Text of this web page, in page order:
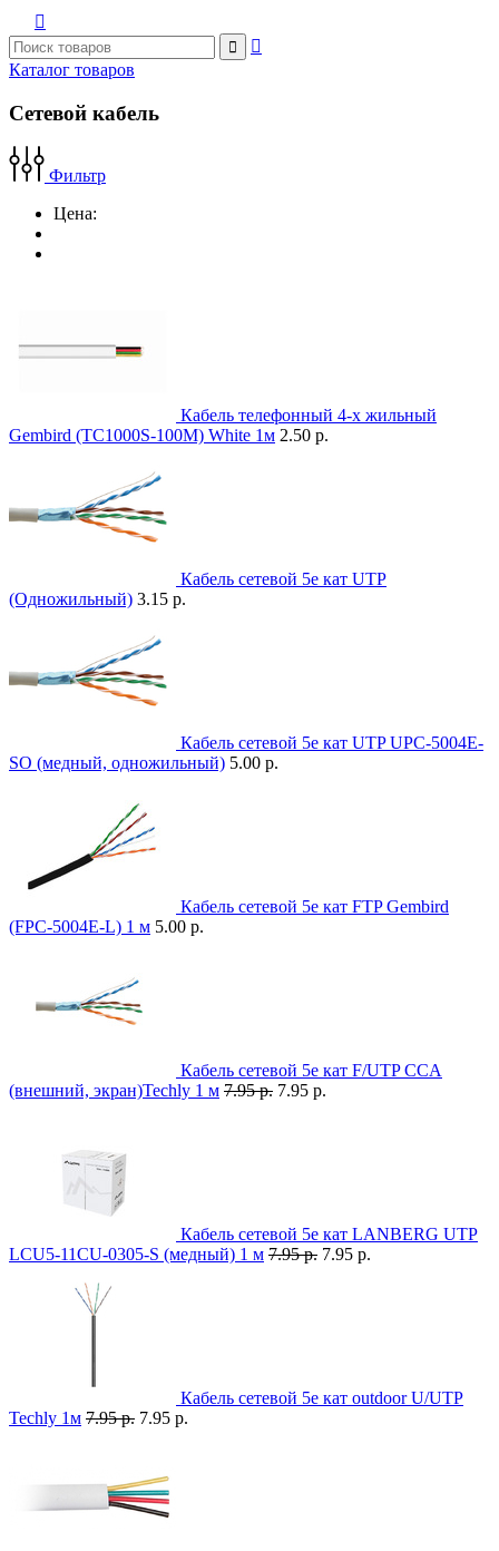



Каталог товаров
Сетевой кабель
Фильтр
Цена:
Кабель телефонный 4-x жильный
Gembird (TC1000S-100M) White 1м 2.50 р.
Кабель сетевой 5е кат UTP
(Одножильный) 3.15 р.
Кабель сетевой 5e кат UTP UPC-5004E-
SO (медный, одножильный) 5.00 р.
Кабель сетевой 5e кат FTP Gembird
(FPC-5004E-L) 1 м 5.00 р.
Кабель сетевой 5e кат F/UTP CCA
(внешний, экран)Techly 1 м 7.95 р. 7.95 р.
Кабель сетевой 5e кат LANBERG UTP
LCU5-11CU-0305-S (медный) 1 м 7.95 р. 7.95 р.
Кабель сетевой 5e кат outdoor U/UTP
Techly 1м 7.95 р. 7.95 р.